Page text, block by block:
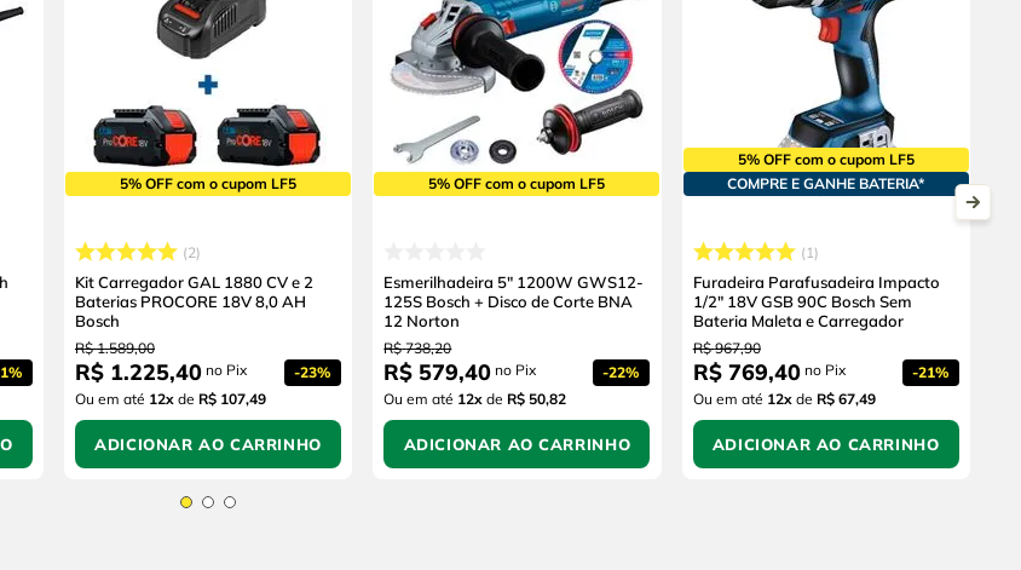
5% OFF com o cupom LF5
2
Kit Carregador GAL 1880 CV e 2
Baterias PROCORE 18V 8,0 AH
Bosch
R$ 1.589,00
R$ 1.225,40no Pix -23%
Ou em até 12xde R$ 107,49
ADICIONAR AO CARRINHO
5% OFF com o cupom LF5
Esmerilhadeira 5" 1200W GWS12-
125S Bosch + Disco de Corte BNA
12 Norton
R$ 738,20
R$ 579,40 no Pix -22%
Ou em até 12x de R$ 50,82
ADICIONAR AO CARRINHO
5% OFF com o cupom LF5
COMPRE E GANHE BATERIA*
1
Furadeira Parafusadeira Impacto
1/2" 18V GSB 90C Bosch Sem
Bateria Maleta e Carregador
R$ 967,90
R$ 769,40no Pix -21%
Ou em até 12xde R$ 67,49
ADICIONAR AO CARRINHO